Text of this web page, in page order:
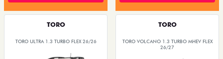
TORO
TORO ULTRA 1.3 TURBO FLEX 26/26
TORO
TORO VOLCANO 1.3 TURBO MHEV FLEX
26/27